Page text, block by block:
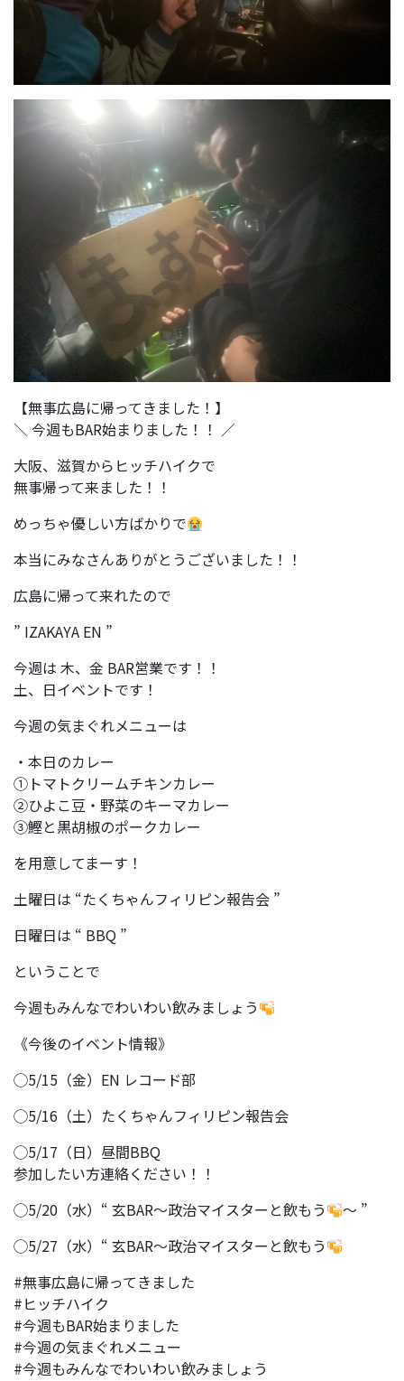
【無事広島に帰ってきました！】
＼ 今週もBAR始まりました！！ ／
大阪、滋賀からヒッチハイクで
無事帰って来ました！！
めっちゃ優しい方ばかりで
本当にみなさんありがとうございました！！
広島に帰って来れたので
” IZAKAYA EN ”
今週は 木、金 BAR営業です！！
土、日イベントです！
今週の気まぐれメニューは
・本日のカレー
①トマトクリームチキンカレー
②ひよこ豆・野菜のキーマカレー
③鰹と黒胡椒のポークカレー
を用意してまーす！
土曜日は “たくちゃんフィリピン報告会 ”
日曜日は “ BBQ ”
ということで
今週もみんなでわいわい飲みましょう
《今後のイベント情報》
◯5/15（金）EN レコード部
◯5/16（土）たくちゃんフィリピン報告会
◯5/17（日）昼間BBQ
参加したい方連絡ください！！
◯5/20（水）“ 玄BAR〜政治マイスターと飲もう
〜 ”
◯5/27（水）“ 玄BAR〜政治マイスターと飲もう
#無事広島に帰ってきました
#ヒッチハイク
#今週もBAR始まりました
#今週の気まぐれメニュー
#今週もみんなでわいわい飲みましょう